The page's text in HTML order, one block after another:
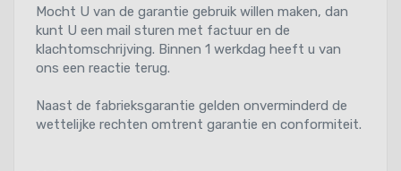
Mocht U van de garantie gebruik willen maken, dan
kunt U een mail sturen met factuur en de
klachtomschrijving. Binnen 1 werkdag heeft u van
ons een reactie terug.
Naast de fabrieksgarantie gelden onverminderd de
wettelijke rechten omtrent garantie en conformiteit.